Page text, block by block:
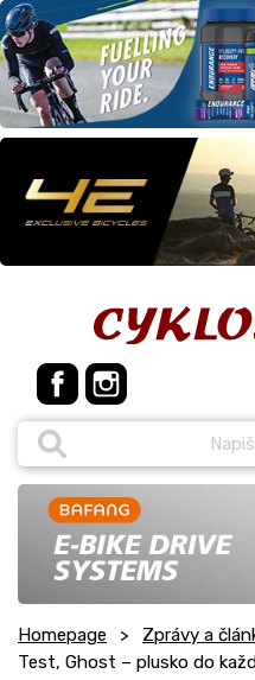
Homepage Zprávy a
Test, Ghost – plusko do